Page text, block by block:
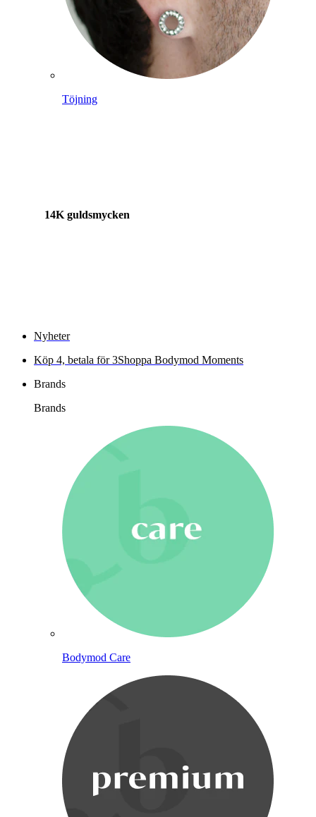
Töjning
14K guldsmycken
Nyheter
Köp 4, betala för 3Shoppa Bodymod Moments
Brands
Brands
Bodymod Care